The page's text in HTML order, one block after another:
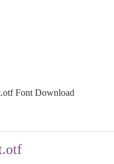
Font Download